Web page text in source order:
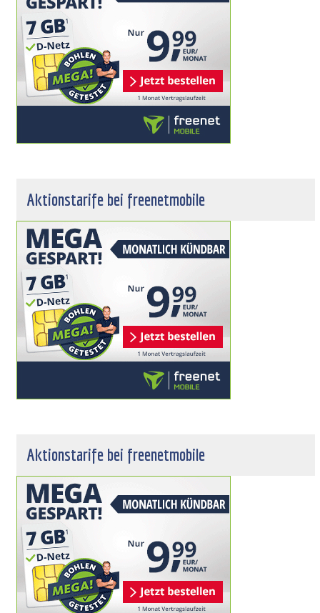
Aktionstarife bei freenetmobile
Aktionstarife bei freenetmobile